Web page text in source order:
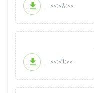
00:08:00
00:09:00